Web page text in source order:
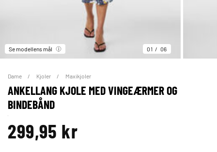
Se modellens mål 01 06
Dame Kjoler Maxikjoler
ANKELLANG KJOLE MED VINGEÆRMER OG
BINDEBÅND
299,95 kr